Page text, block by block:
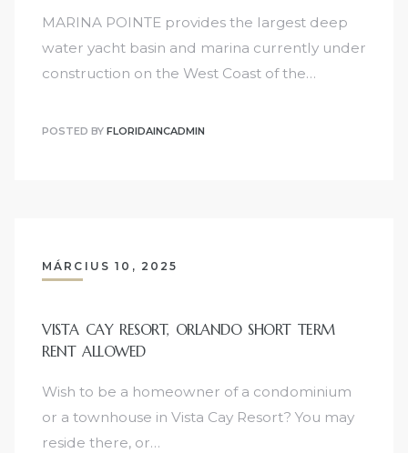
MARINA POINTE provides the largest deep
water yacht basin and marina currently under
construction on the West Coast of the…
POSTED BY FLORIDAINCADMIN
MÁRCIUS 10, 2025
VISTA CAY RESORT, ORLANDO SHORT TERM
RENT ALLOWED
Wish to be a homeowner of a condominium
or a townhouse in Vista Cay Resort? You may
reside there, or…